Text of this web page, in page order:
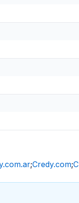
;Credy.com;